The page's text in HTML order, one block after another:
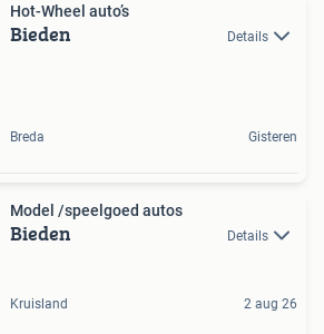
Hot-Wheel auto’s
Bieden Details
Breda Gisteren
Model /speelgoed autos
Bieden Details
Kruisland 2 aug 26